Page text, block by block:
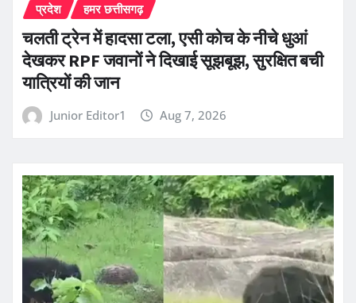
प्रदेश हमर छत्तीसगढ़
चलती ट्रेन में हादसा टला, एसी कोच के नीचे धुआं
देखकर RPF जवानों ने दिखाई सूझबूझ, सुरक्षित बची
यात्रियों की जान
Junior Editor1 Aug 7, 2026